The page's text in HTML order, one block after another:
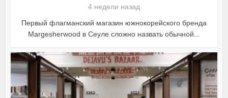
4 недели назад
Первый флагманский магазин южнокорейского бренда
Margesherwood в Сеуле сложно назвать обычной...